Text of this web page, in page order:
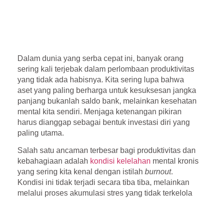
Dalam dunia yang serba cepat ini, banyak orang
sering kali terjebak dalam perlombaan produktivitas
yang tidak ada habisnya. Kita sering lupa bahwa
aset yang paling berharga untuk kesuksesan jangka
panjang bukanlah saldo bank, melainkan kesehatan
mental kita sendiri. Menjaga ketenangan pikiran
harus dianggap sebagai bentuk investasi diri yang
paling utama.
Salah satu ancaman terbesar bagi produktivitas dan
kebahagiaan adalah kondisi kelelahan mental kronis
yang sering kita kenal dengan istilah burnout.
Kondisi ini tidak terjadi secara tiba tiba, melainkan
melalui proses akumulasi stres yang tidak terkelola